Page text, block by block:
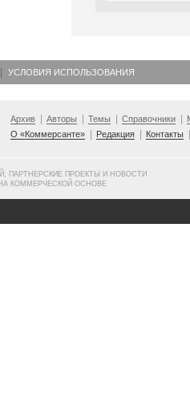
УСЛОВИЯ ИСПОЛЬЗОВАНИЯ
Архив Авторы Темы Справочники
О «Коммерсанте»
Редакция Контакты
ПАРТНЕРСКИЕ ПРОЕКТЫ И НОВОСТИ
КОММЕРЧЕСКОЙ ОСНОВЕ